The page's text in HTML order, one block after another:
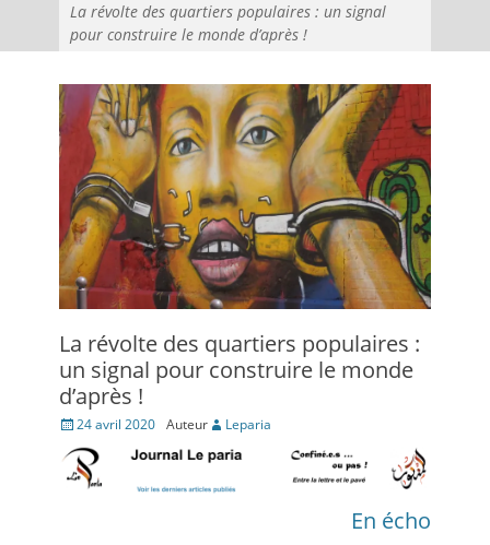
La révolte des quartiers populaires : un signal
pour construire le monde d’après !
La révolte des quartiers populaires :
un signal pour construire le monde
d’après !
Posté24 avril 2020 Auteur Leparia
En écho